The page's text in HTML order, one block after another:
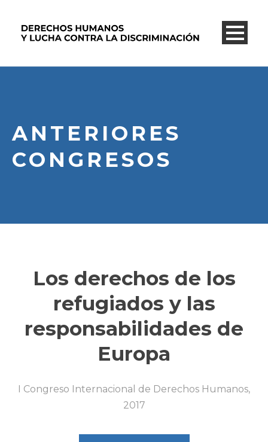
ANTERIORES
CONGRESOS
Los derechos de los
refugiados y las
responsabilidades de
Europa
I Congreso Internacional de Derechos Humanos,
2017